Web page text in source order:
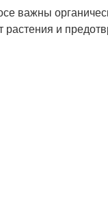
важны
и